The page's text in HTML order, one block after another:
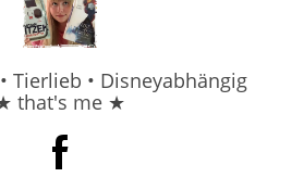
Tierlieb • Disneyabhängig
that's me ★